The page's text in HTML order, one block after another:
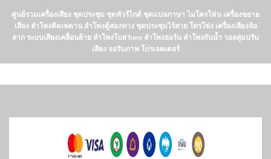
ศูนย์รวมเครื่องเสียง ชุดประชุม ชุดทัวร์ไกด์ ชุดแปลภาษา ไมโครโฟน เครื่องขยาย
เสียง ลำโพงติดเพดาน ลำโพงตู้สองทาง ชุดประชุมไร้สาย โทรโข่ง เครื่องเสียงล้อ
ลาก ระบบเสียงเคลื่อนย้าย ลำโพงโบส bose ลำโพงฮอร์น ลำโพงกันน้ำ วอลลุ่มปรับ
เสียง จอรับภาพ โปรเจคเตอร์